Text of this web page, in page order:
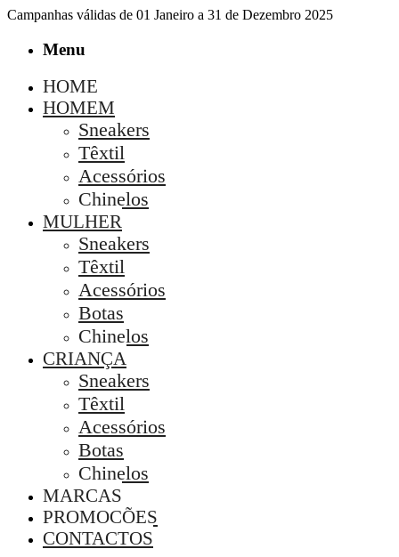
Campanhas válidas de 01 Janeiro a 31 de Dezembro 2025
Menu
HOME
HOMEM
Sneakers
Têxtil
Acessórios
Chinelos
MULHER
Sneakers
Têxtil
Acessórios
Botas
Chinelos
CRIANÇA
Sneakers
Têxtil
Acessórios
Botas
Chinelos
MARCAS
PROMOÇÕES
CONTACTOS